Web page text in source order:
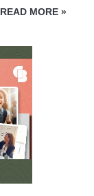
READ MORE »